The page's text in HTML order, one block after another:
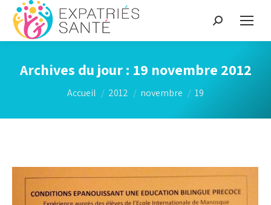
Recherche
:
Archives du jour : 19 novembre 2012
Vous êtes ici :
Accueil 2012 novembre 19